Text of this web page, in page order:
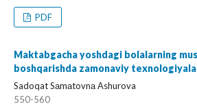
PDF
Maktabgacha yoshdagi bolalarning
boshqarishda zamonaviy
Sadoqat Sаmаtovnа Ashurova
550-560